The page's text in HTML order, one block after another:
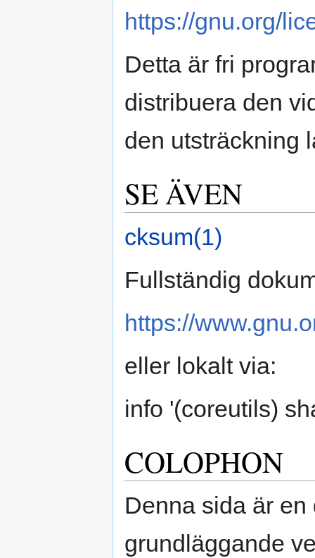
https://gnu.org/
Detta är fri
distribuera den
den utsträckning
SE ÄVEN
cksum(1)
Fullständig
https://
eller lokalt via:
info '(coreutils)
COLOPHON
Denna sida är
grundläggande